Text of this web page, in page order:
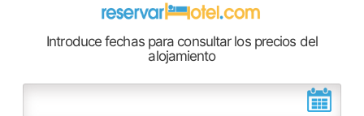
Introduce fechas para consultar los precios del
alojamiento